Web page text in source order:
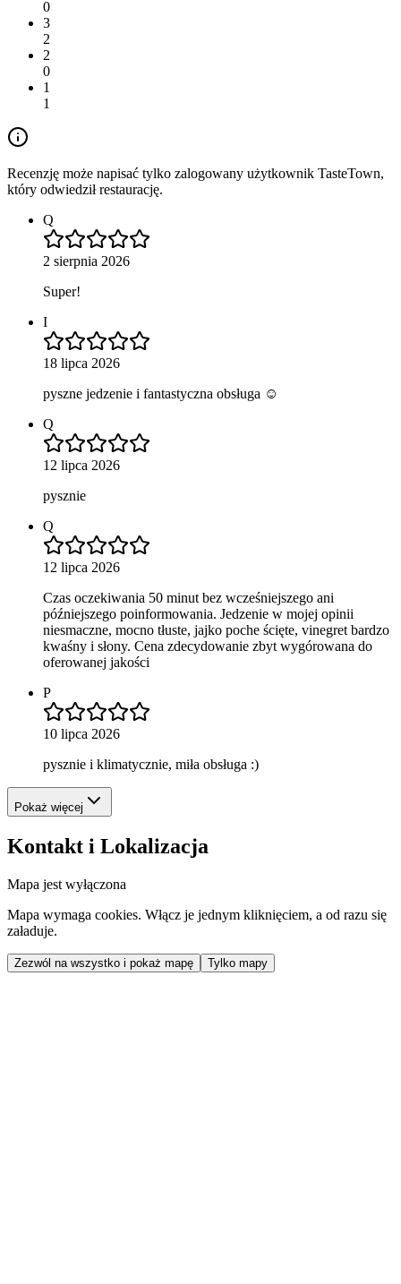
0
3
2
2
0
1
1
Recenzję może napisać tylko zalogowany użytkownik TasteTown,
który odwiedził restaurację.
Q
2 sierpnia 2026
Super!
I
18 lipca 2026
pyszne jedzenie i fantastyczna obsługa ☺️
Q
12 lipca 2026
pysznie
Q
12 lipca 2026
Czas oczekiwania 50 minut bez wcześniejszego ani
późniejszego poinformowania. Jedzenie w mojej opinii
niesmaczne, mocno tłuste, jajko poche ścięte, vinegret bardzo
kwaśny i słony. Cena zdecydowanie zbyt wygórowana do
oferowanej jakości
P
10 lipca 2026
pysznie i klimatycznie, miła obsługa :)
Pokaż więcej
Kontakt i Lokalizacja
Mapa jest wyłączona
Mapa wymaga cookies. Włącz je jednym kliknięciem, a od razu się
załaduje.
Zezwól na wszystko i pokaż mapę Tylko mapy